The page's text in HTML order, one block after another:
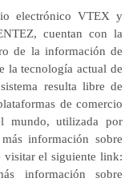
electrónico VTEX y
cuentan con la
de la información de
la tecnología actual de
resulta libre de
de comercio
mundo, utilizada por
información sobre
visitar el siguiente link:
información sobre